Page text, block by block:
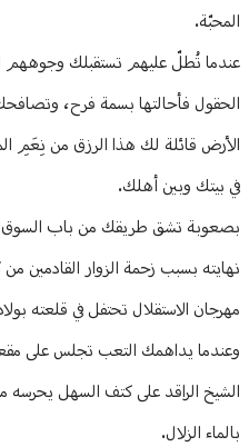
المحبّة.
عندما تُطلّ عليهم تستقبلك وجوههم
الحقول فأحالتها بسمة فرح،
الأرض قائلة لك هذا الرزق من نِعَمِ
في بيتك وبين أهلك.
بصعوبة تشق طريقك من باب السوق
نهايته بسبب زحمة الزوار القادمين من
مهرجان الاستقلال تحتفل في قلعته
وعندما يداهمك التعب تجلس على
الشيخ الراقد على كتف السهل يحرسه
بالماء الزلال.